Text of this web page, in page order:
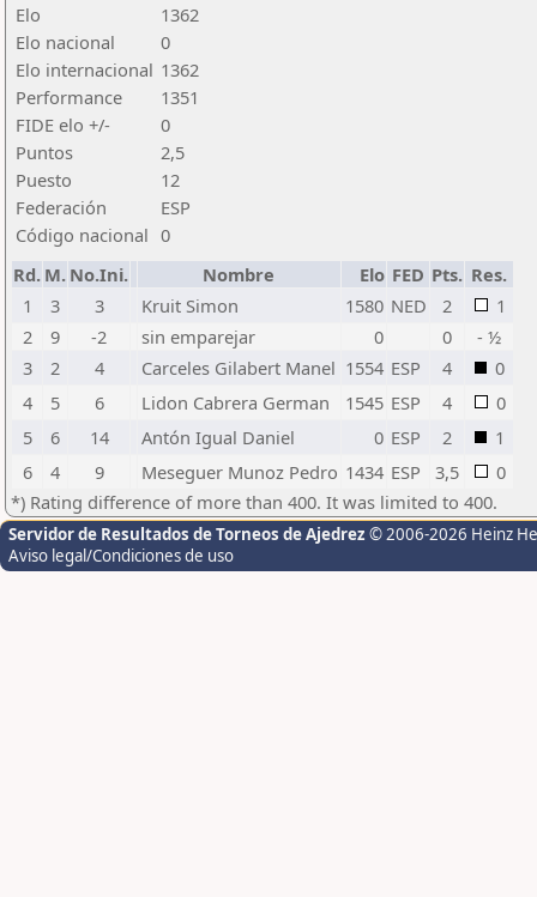
Elo
1362
Elo nacional
0
Elo internacional 1362
Performance
1351
FIDE elo +/-
0
Puntos
2,5
Puesto
12
Federación
ESP
Código nacional 0
Rd. M. No.Ini. Nombre Elo FED Pts. Res.
1
3 3 Kruit Simon 1580 NED 2
1
2
9 -2 sin emparejar 0 0
- ½
3
2 4 Carceles Gilabert Manel 1554 ESP 4
0
4
5 6 Lidon Cabrera German 1545 ESP 4
0
5
6 14 Antón Igual Daniel 0 ESP 2
1
6
4 9 Meseguer Munoz Pedro 1434 ESP 3,5
0
*) Rating difference of more than 400. It was limited to 400.
Servidor de Resultados de Torneos de Ajedrez © 2006-2026 Heinz
Aviso legal/Condiciones de uso